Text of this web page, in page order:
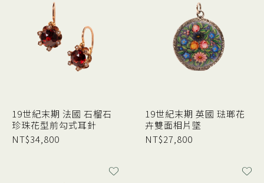
19世紀末期 法國 石榴石
珍珠花型前勾式耳針
NT$34,800
19世紀末期 英國 琺瑯花
卉雙面相片墜
NT$27,800